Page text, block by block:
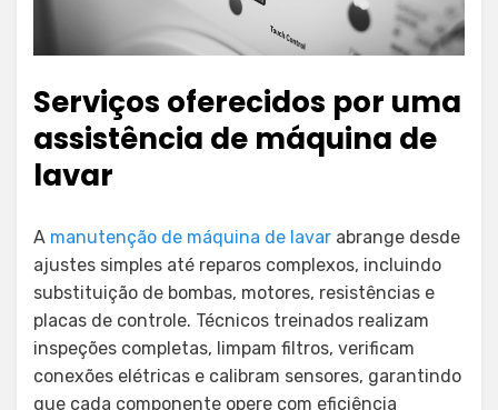
Serviços oferecidos por uma
assistência de máquina de
lavar
A manutenção de máquina de lavar abrange desde
ajustes simples até reparos complexos, incluindo
substituição de bombas, motores, resistências e
placas de controle. Técnicos treinados realizam
inspeções completas, limpam filtros, verificam
conexões elétricas e calibram sensores, garantindo
que cada componente opere com eficiência